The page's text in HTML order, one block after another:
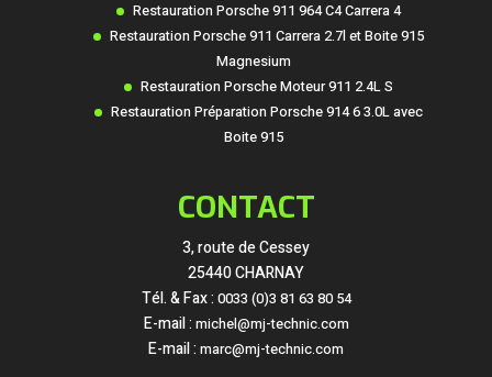
Restauration Porsche 911 964 C4 Carrera 4
Restauration Porsche 911 Carrera 2.7l et Boite 915
Magnesium
Restauration Porsche Moteur 911 2.4L S
Restauration Préparation Porsche 914 6 3.0L avec
Boite 915
CONTACT
3, route de Cessey
25440 CHARNAY
Tél. & Fax : 0033 (0)3 81 63 80 54
E-mail : michel@mj-technic.com
E-mail : marc@mj-technic.com